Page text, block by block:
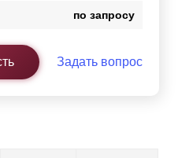
по запросу
Задать вопрос